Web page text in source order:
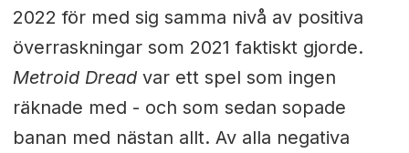
2022 för med sig samma nivå av positiva
överraskningar som 2021 faktiskt gjorde.
Metroid Dreadvar ett spel som ingen
räknade med - och som sedan sopade
banan med nästan allt. Av alla negativa